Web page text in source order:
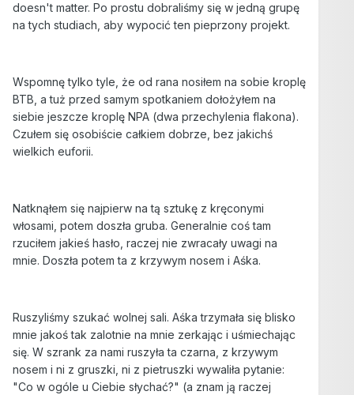
doesn't matter. Po prostu dobraliśmy się w jedną grupę
na tych studiach, aby wypocić ten pieprzony projekt.
Wspomnę tylko tyle, że od rana nosiłem na sobie kroplę
BTB, a tuż przed samym spotkaniem dołożyłem na
siebie jeszcze kroplę NPA (dwa przechylenia flakona).
Czułem się osobiście całkiem dobrze, bez jakichś
wielkich euforii.
Natknąłem się najpierw na tą sztukę z kręconymi
włosami, potem doszła gruba. Generalnie coś tam
rzuciłem jakieś hasło, raczej nie zwracały uwagi na
mnie. Doszła potem ta z krzywym nosem i Aśka.
Ruszyliśmy szukać wolnej sali. Aśka trzymała się blisko
mnie jakoś tak zalotnie na mnie zerkając i uśmiechając
się. W szrank za nami ruszyła ta czarna, z krzywym
nosem i ni z gruszki, ni z pietruszki wywaliła pytanie:
"Co w ogóle u Ciebie słychać?" (a znam ją raczej